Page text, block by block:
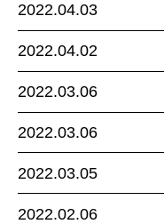
2022.04.03
2022.04.02
2022.03.06
2022.03.06
2022.03.05
2022.02.06